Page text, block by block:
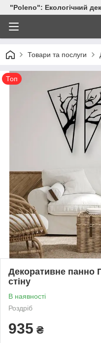
"Poleno": Екологічний
Товари та послуги
Топ
Декоративне панно
стіну
В наявності
Роздріб
935 ₴